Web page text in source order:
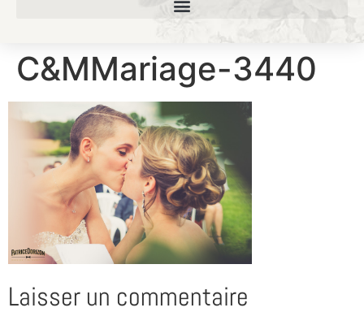
C&MMariage-3440
Laisser un commentaire